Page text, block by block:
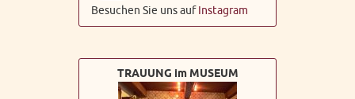
Besuchen Sie uns aufInstagram
TRAUUNG im MUSEUM